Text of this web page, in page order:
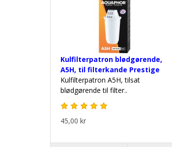
Kulfilterpatron blødgørende,
A5H, til filterkande Prestige
Kulfilterpatron A5H, tilsat
blødgørende til filter..
45,00 kr